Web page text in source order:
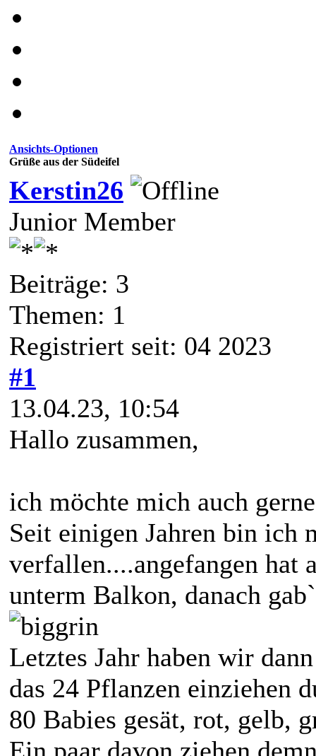
Ansichts-Optionen
Grüße aus der Südeifel
Kerstin26
Junior Member
Beiträge: 3
Themen: 1
Registriert seit: 04 2023
#1
13.04.23, 10:54
Hallo zusammen,
ich möchte mich auch
Seit einigen Jahren bin ich
verfallen....angefangen hat
unterm Balkon, danach
Letztes Jahr haben wir
das 24 Pflanzen einziehen
80 Babies gesät, rot, gelb,
Ein paar davon ziehen